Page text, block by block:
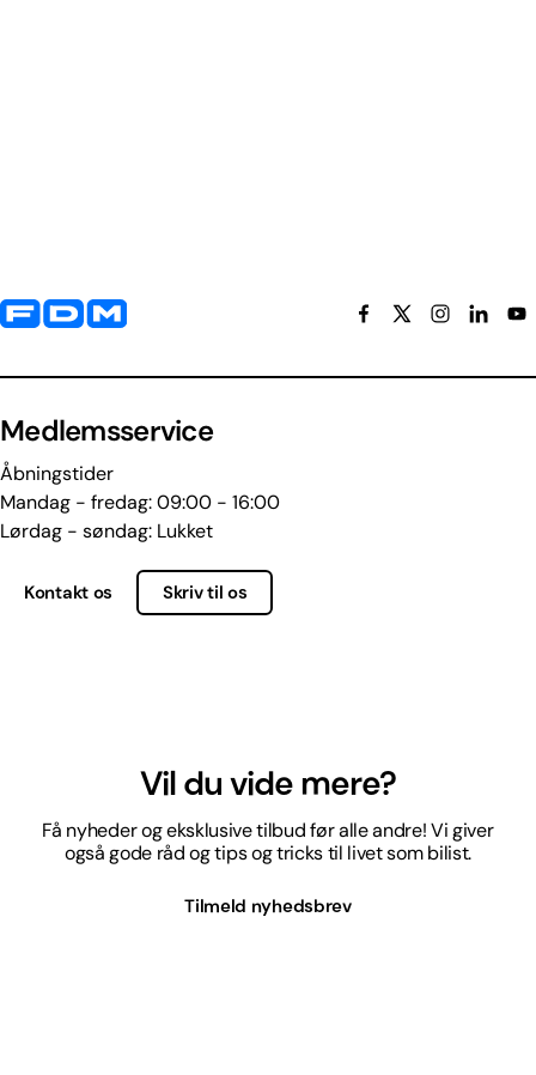
Yderligere information og kontaktoplysninger
Medlemsservice
Åbningstider
Mandag - fredag: 09:00 - 16:00
Lørdag - søndag: Lukket
Kontakt os Skriv til os
Vil du vide mere?
Få nyheder og eksklusive tilbud før alle andre! Vi giver
også gode råd og tips og tricks til livet som bilist.
Tilmeld nyhedsbrev